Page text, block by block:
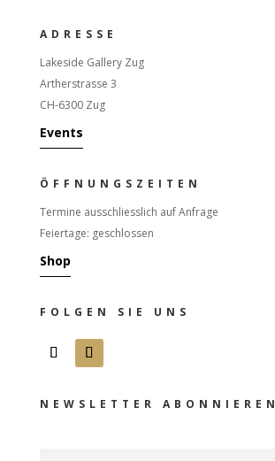
ADRESSE
Lakeside Gallery Zug
Artherstrasse 3
CH-6300 Zug
Events
ÖFFNUNGSZEITEN
Termine ausschliesslich auf Anfrage
Feiertage: geschlossen
Shop
FOLGEN SIE UNS
NEWSLETTER ABONNIEREN